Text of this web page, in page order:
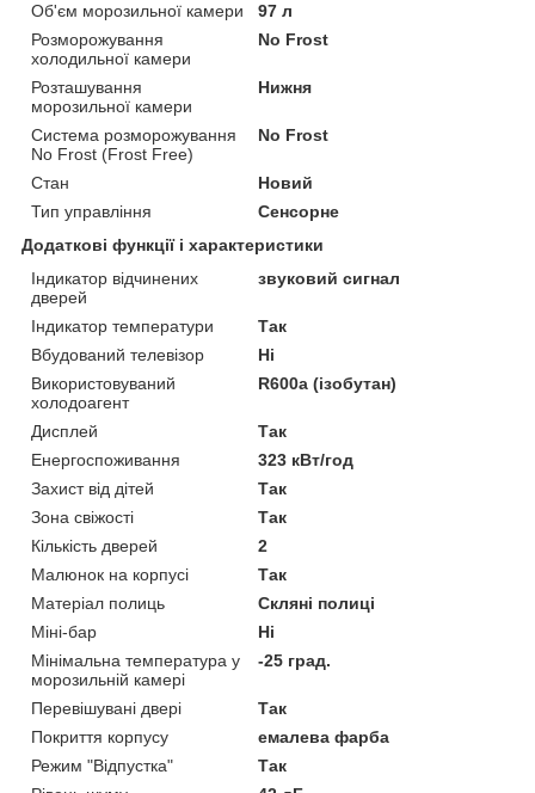
Об'єм морозильної камери
97 л
Розморожування
холодильної камери
No Frost
Розташування
морозильної камери
Нижня
Система розморожування
No Frost (Frost Free)
No Frost
Стан
Новий
Тип управління
Сенсорне
Додаткові функції і характеристики
Індикатор відчинених
дверей
звуковий сигнал
Індикатор температури
Так
Вбудований телевізор
Ні
Використовуваний
холодоагент
R600a (ізобутан)
Дисплей
Так
Енергоспоживання
323 кВт/год
Захист від дітей
Так
Зона свіжості
Так
Кількість дверей
2
Малюнок на корпусі
Так
Матеріал полиць
Скляні полиці
Міні-бар
Ні
Мінімальна температура у
морозильній камері
-25 град.
Перевішувані двері
Так
Покриття корпусу
емалева фарба
Режим "Відпустка"
Так